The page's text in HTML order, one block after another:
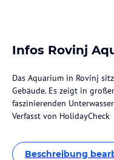
Infos Rovinj
Das Aquarium in Rovinj
Gebäude. Es zeigt in
faszinierenden
Verfasst von HolidayCheck
Beschreibung